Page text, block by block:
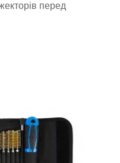
перед